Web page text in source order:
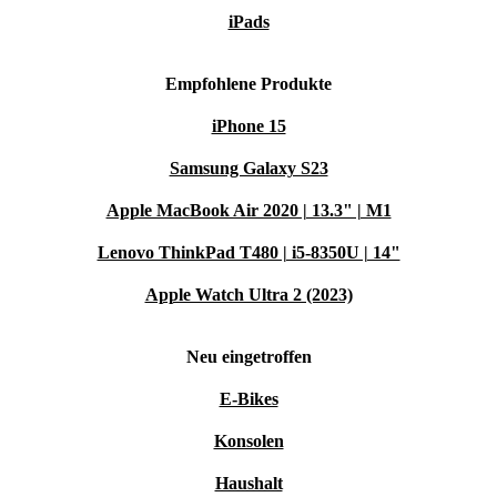
iPads
Empfohlene Produkte
iPhone 15
Samsung Galaxy S23
Apple MacBook Air 2020 | 13.3" | M1
Lenovo ThinkPad T480 | i5-8350U | 14"
Apple Watch Ultra 2 (2023)
Neu eingetroffen
E-Bikes
Konsolen
Haushalt